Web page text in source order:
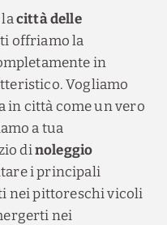
città delle
offriamo la
in
Vogliamo
in città come un vero
a tua
dinoleggio
i principali
nei pittoreschi vicoli
nei